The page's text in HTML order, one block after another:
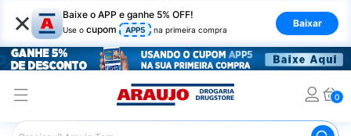
× Baixe o APP e ganhe 5% OFF!
Use o cupom APP5 na primeira compra
Baixar
0